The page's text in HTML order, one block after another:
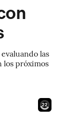
las
los próximos
21